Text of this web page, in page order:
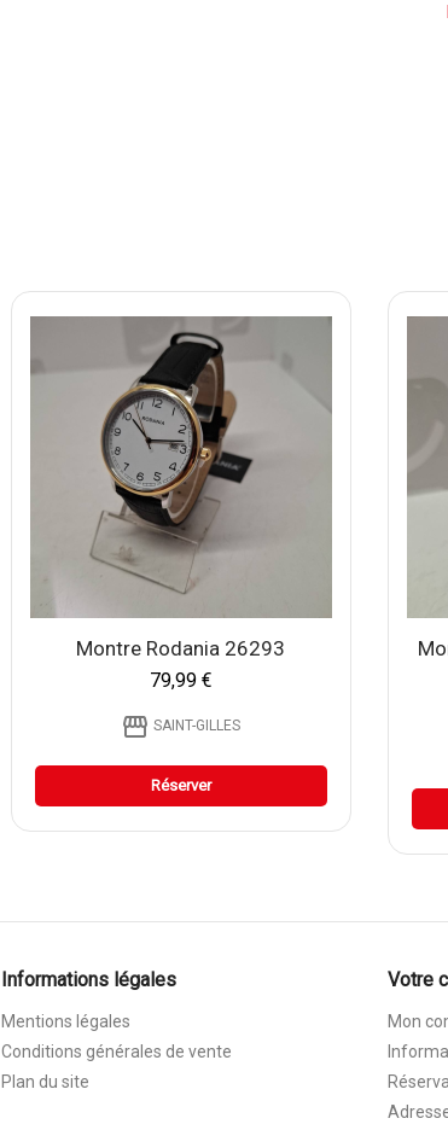
Montre Rodania 26293
79,99 €
storefront SAINT-GILLES
Réserver
Informations légales
Mentions légales
Conditions générales de vente
Plan du site
Votre
Mon